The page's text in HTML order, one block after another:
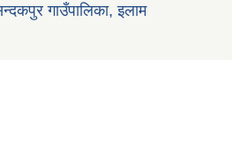
गाउँपालिका, इलाम